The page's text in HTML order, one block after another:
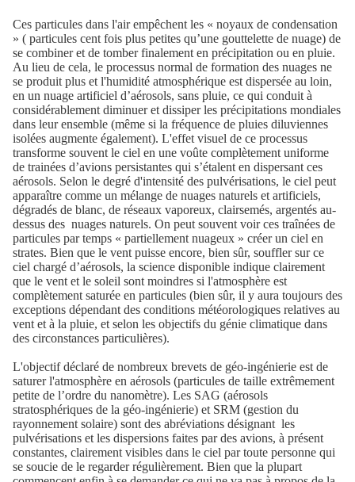
Ces particules dans l'air empêchent les « noyaux de condensation
» ( particules cent fois plus petites qu’une gouttelette de nuage) de
se combiner et de tomber finalement en précipitation ou en pluie.
Au lieu de cela, le processus normal de formation des nuages ne
se produit plus et l'humidité atmosphérique est dispersée au loin,
en un nuage artificiel d’aérosols, sans pluie, ce qui conduit à
considérablement diminuer et dissiper les précipitations mondiales
dans leur ensemble (même si la fréquence de pluies diluviennes
isolées augmente également). L'effet visuel de ce processus
transforme souvent le ciel en une voûte complètement uniforme
de trainées d’avions persistantes qui s’étalent en dispersant ces
aérosols. Selon le degré d'intensité des pulvérisations, le ciel peut
apparaître comme un mélange de nuages naturels et artificiels,
dégradés de blanc, de réseaux vaporeux, clairsemés, argentés au-
dessus des nuages naturels. On peut souvent voir ces traînées de
particules par temps « partiellement nuageux » créer un ciel en
strates. Bien que le vent puisse encore, bien sûr, souffler sur ce
ciel chargé d’aérosols, la science disponible indique clairement
que le vent et le soleil sont moindres si l'atmosphère est
complètement saturée en particules (bien sûr, il y aura toujours des
exceptions dépendant des conditions météorologiques relatives au
vent et à la pluie, et selon les objectifs du génie climatique dans
des circonstances particulières).
L'objectif déclaré de nombreux brevets de géo-ingénierie est de
saturer l'atmosphère en aérosols (particules de taille extrêmement
petite de l’ordre du nanomètre). Les SAG (aérosols
stratosphériques de la géo-ingénierie) et SRM (gestion du
rayonnement solaire) sont des abréviations désignant les
pulvérisations et les dispersions faites par des avions, à présent
constantes, clairement visibles dans le ciel par toute personne qui
se soucie de le regarder régulièrement. Bien que la plupart